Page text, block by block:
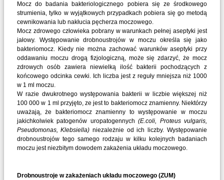
Mocz do badania bakteriologicznego pobiera się ze środkowego
strumienia, tylko w wyjątkowych przypadkach pobiera się go metodą
cewnikowania lub nakłucia pęcherza moczowego.
Mocz zdrowego człowieka pobrany w warunkach pełnej aseptyki jest
jałowy. Występowanie drobnoustrojów w moczu określa się jako
bakteriomocz. Kiedy nie można zachować warunków aseptyki przy
oddawaniu moczu drogą fizjologiczną, może się zdarzyć, że mocz
zdrowych osób zawiera niewielką ilość bakterii pochodzących z
końcowego odcinka cewki. Ich liczba jest z reguły mniejsza niż 1000
w 1 ml moczu.
W razie dwukrotnego występowania bakterii w liczbie większej niż
100 000 w 1 ml przyjęto, ze jest to bakteriomocz znamienny. Niektórzy
uważają, że bakteriomocz znamienny to występowanie w moczu
jakichkolwiek patogenów uropatogennych (E.coli, Proteus vulgaris,
Pseudomonas, Klebsiella) niezależnie od ich liczby. Występowanie
drobnoustrojów tego samego rodzaju w kilku kolejnych badaniach
moczu jest niezbitym dowodem zakażenia układu moczowego.
Drobnoustroje w zakażeniach układu moczowego (ZUM)